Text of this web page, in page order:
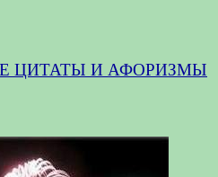
ЦИТАТЫ И АФОРИЗМЫ